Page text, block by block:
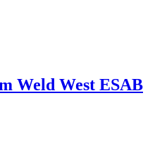
Weld West ESAB